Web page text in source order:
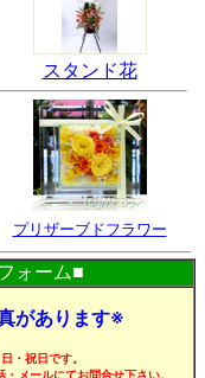
スタンド花
プリザーブドフラワー
ォーム■
があります※
・祝日です。
メールにてお問合せ下さい。